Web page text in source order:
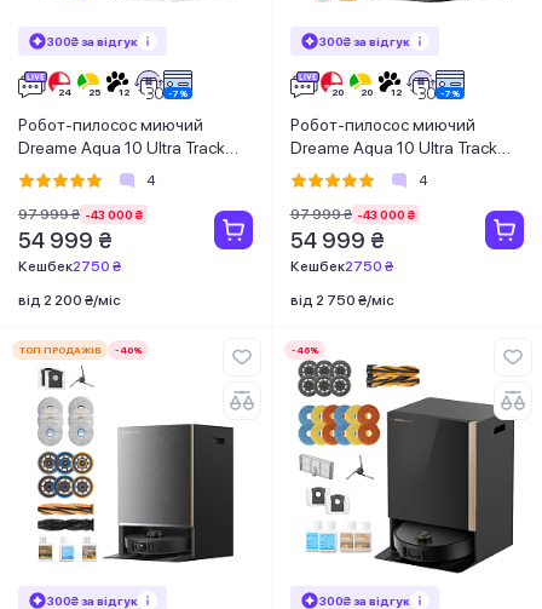
300₴ за відгук
Робот-пилосос миючий
Dreame Aqua 10 Ultra Track
Complete White
4
97 999 ₴ -43 000 ₴
54 999 ₴
Кешбек2750 ₴
від 2 200 ₴/міс
300₴ за відгук
Робот-пилосос миючий
Dreame Aqua 10 Ultra Track
Complete Black
4
97 999 ₴ -43 000 ₴
54 999 ₴
Кешбек2750 ₴
від 2 750 ₴/міс
ТОП ПРОДАЖІВ -40%
300₴ за відгук
-46%
300₴ за відгук